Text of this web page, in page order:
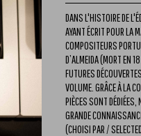
DANS L'HISTOIRE DE
AYANT ÉCRIT POUR LA
COMPOSITEURS
D’ALMEIDA (MORT EN
FUTURES
VOLUME. GRÂCE À LA
PIÈCES SONT DÉDIÉES,
GRANDE
(CHOISI PAR /